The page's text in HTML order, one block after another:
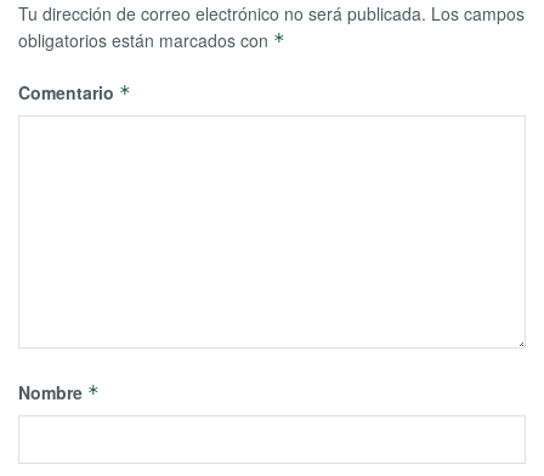
Tu dirección de correo electrónico no será publicada. Los campos
obligatorios están marcados con *
Comentario *
Nombre *